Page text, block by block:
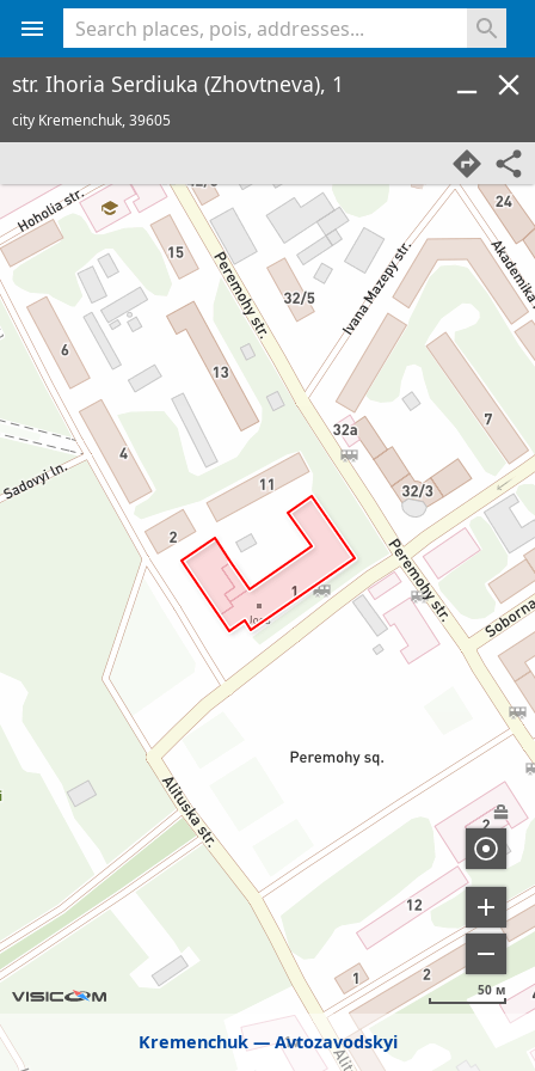
Kremenchuk Avtozavodskyi
50 м
str. Ihoria Serdiuka (Zhovtneva), 1
city Kremenchuk,39605
<% console.log(hcard) %>